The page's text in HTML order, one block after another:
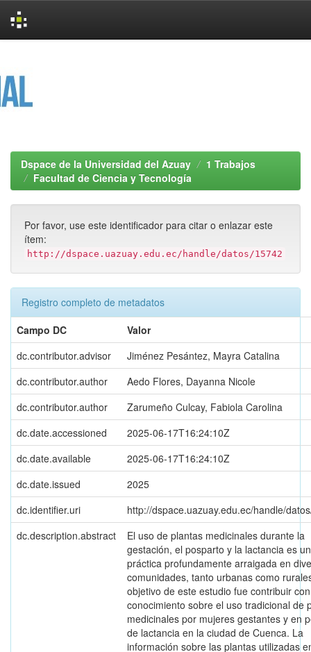
Dspace de la Universidad del Azuay
1 Trabajos
Facultad de Ciencia y Tecnología
Por favor, use este identificador para citar o enlazar este
ítem:
http://dspace.uazuay.edu.ec/handle/datos/15742
Registro completo de metadatos
Campo DC
Valor
dc.contributor.advisor
Jiménez Pesántez, Mayra Catalina
dc.contributor.author
Aedo Flores, Dayanna Nicole
dc.contributor.author
Zarumeño Culcay, Fabiola Carolina
dc.date.accessioned
2025-06-17T16:24:10Z
dc.date.available
2025-06-17T16:24:10Z
dc.date.issued
2025
dc.identifier.uri
http://dspace.uazuay.edu.ec/handle/
dc.description.abstract
El uso de plantas medicinales durante la
gestación, el posparto y la lactancia es
práctica profundamente arraigada en
comunidades, tanto urbanas como
objetivo de este estudio fue contribuir
conocimiento sobre el uso tradicional de
medicinales por mujeres gestantes y en
de lactancia en la ciudad de Cuenca. La
información sobre las plantas utilizadas